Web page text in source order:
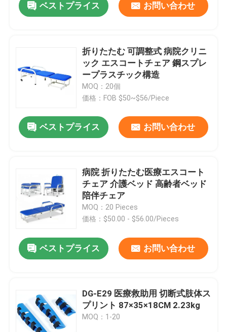
ベストプライス お問い合わせ
折りたたむ 可調整式 病院クリニ
ック エスコートチェア 鋼スプレ
ープラスチック構造
MOQ：20個
価格：FOB $50~$56/Piece
ベストプライス お問い合わせ
病院 折りたたむ医療エスコート
チェア 介護ベッド 高齢者ベッド
陪伴チェア
MOQ：20 Pieces
価格：$50.00 - $56.00/Pieces
ベストプライス お問い合わせ
DG-E29 医療救助用 切断式肢体ス
プリント 87×35×18CM 2.23kg
MOQ：1-20